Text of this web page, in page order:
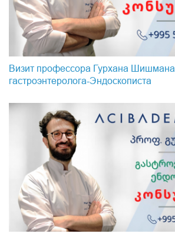
Визит профессора Гурхана Шишмана,
гастроэнтеролога-Эндоскопистa